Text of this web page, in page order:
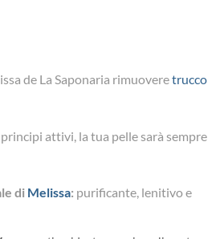
de La Saponaria rimuoveretrucco
attivi, la tua pelle sarà sempre
diMelissa: purificante, lenitivo e